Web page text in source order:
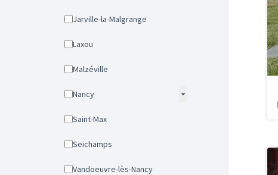
Jarville-la-Malgrange
Laxou
Malzéville
Nancy
Saint-Max
Seichamps
Vandoeuvre-lès-Nancy